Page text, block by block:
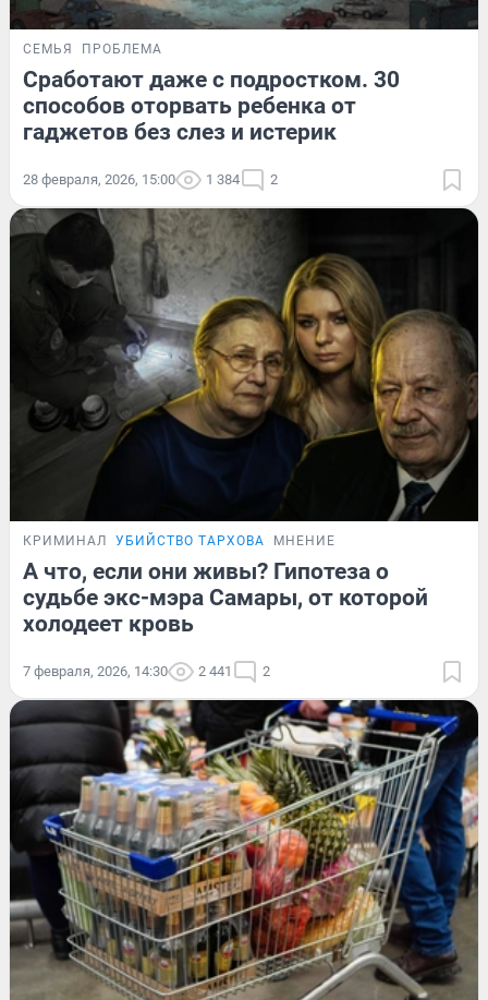
СЕМЬЯ ПРОБЛЕМА
Сработают даже с подростком. 30
способов оторвать ребенка от
гаджетов без слез и истерик
28 февраля, 2026, 15:00 1 384 2
КРИМИНАЛ УБИЙСТВО ТАРХОВА МНЕНИЕ
А что, если они живы? Гипотеза о
судьбе экс-мэра Самары, от которой
холодеет кровь
7 февраля, 2026, 14:30 2 441 2